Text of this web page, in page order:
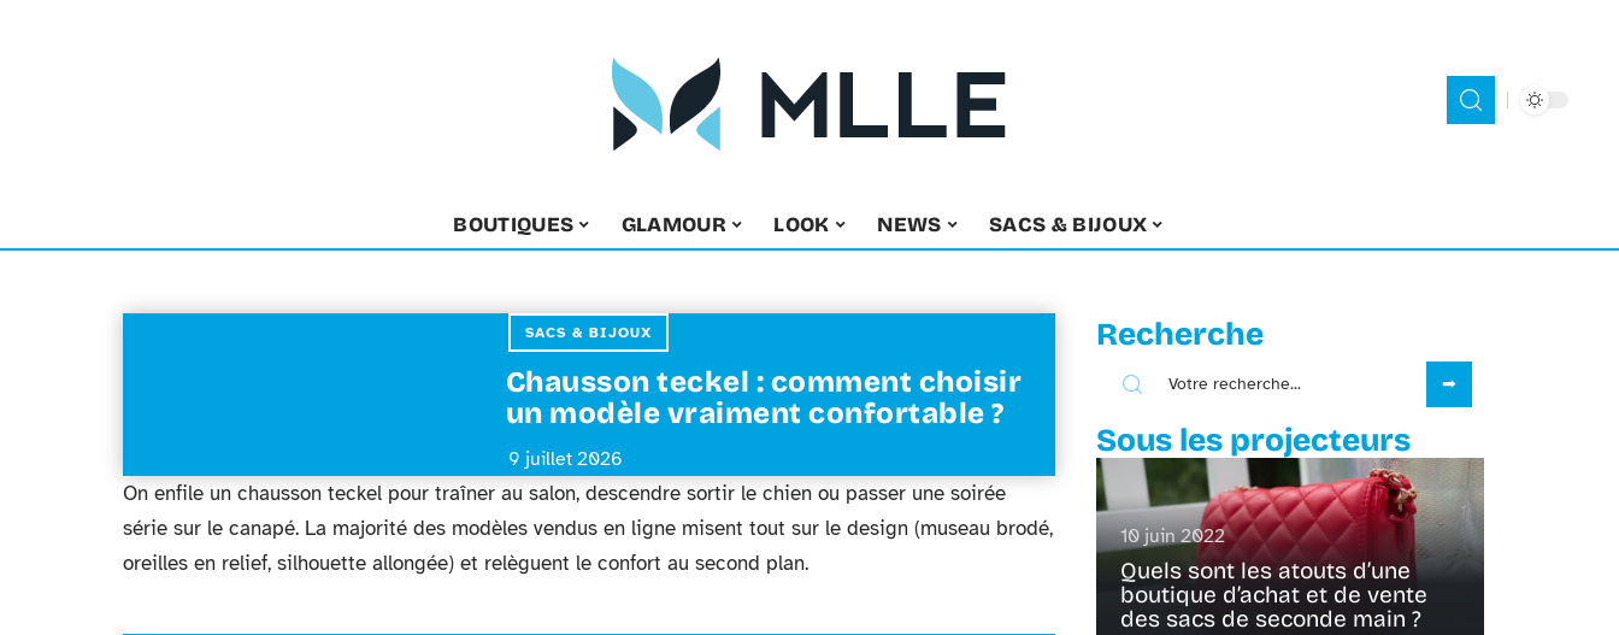
BOUTIQUES GLAMOUR LOOK NEWS SACS & BIJOUX
SACS & BIJOUX
Chausson teckel : comment choisir
un modèle vraiment confortable ?
9 juillet 2026
On enfile un chausson teckel pour traîner au salon, descendre sortir le chien ou passer une soirée
série sur le canapé. La majorité des modèles vendus en ligne misent tout sur le design (museau brodé,
oreilles en relief, silhouette allongée) et relèguent le confort au second plan.
Recherche
Sous les projecteurs
10 juin 2022
Quels sont les atouts d’une
boutique d’achat et de vente
des sacs de seconde main ?